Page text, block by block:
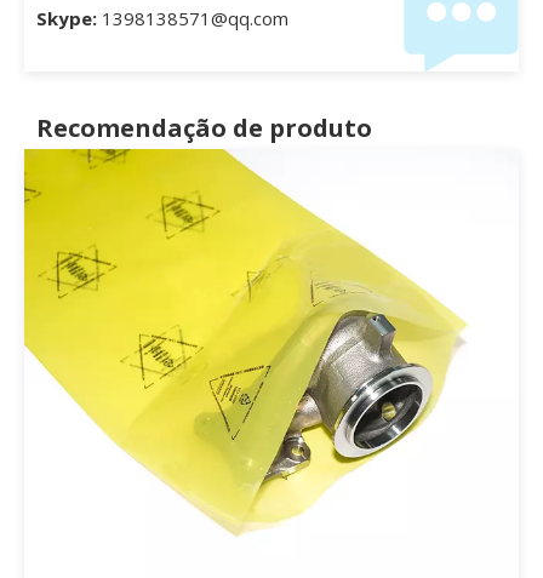
Skype: 1398138571@qq.com
Recomendação de produto